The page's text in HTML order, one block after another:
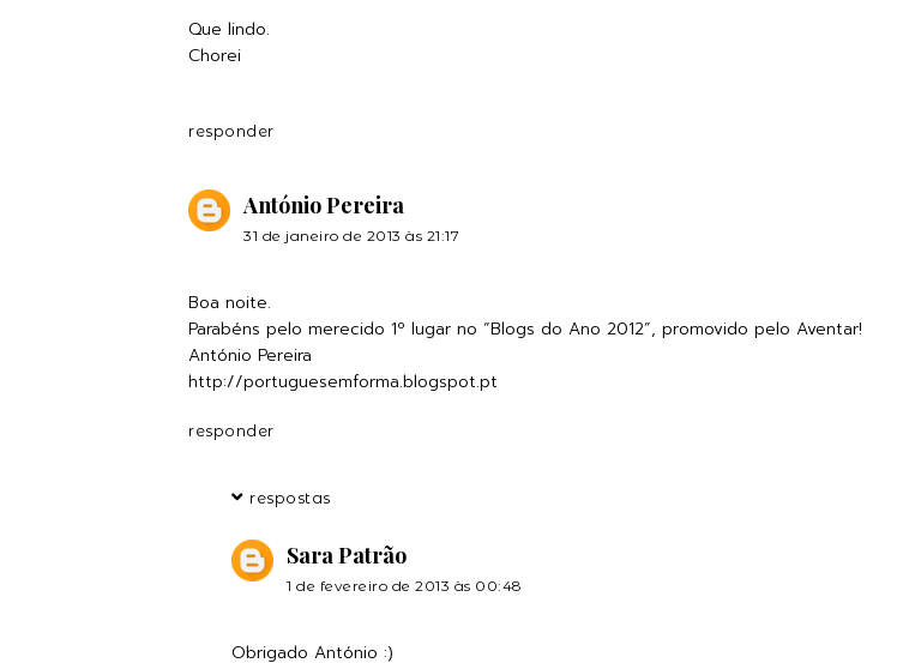
Que lindo.
Chorei
responder
António Pereira
31 de janeiro de 2013 às 21:17
Boa noite.
Parabéns pelo merecido 1º lugar no “Blogs do Ano 2012”, promovido pelo Aventar!
António Pereira
http://portuguesemforma.blogspot.pt
responder
respostas
Sara Patrão
1 de fevereiro de 2013 às 00:48
Obrigado António :)